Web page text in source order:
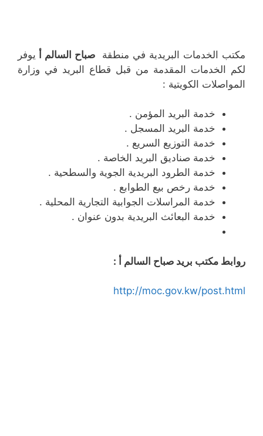
مكتب الخدمات البريدية في منطقة صباح السالم أ يوفر
لكم الخدمات المقدمة من قبل قطاع البريد في وزارة
المواصلات الكويتية :
خدمة البريد المؤمن .
خدمة البريد المسجل .
خدمة التوزيع السريع .
خدمة صناديق البريد الخاصة .
خدمة الطرود البريدية الجوية والسطحية .
خدمة رخص بيع الطوابع .
خدمة المراسلات الجوابية التجارية المحلية .
خدمة البعائث البريدية بدون عنوان .
روابط مكتب بريد صباح السالم أ :
http://moc.gov.kw/post.html